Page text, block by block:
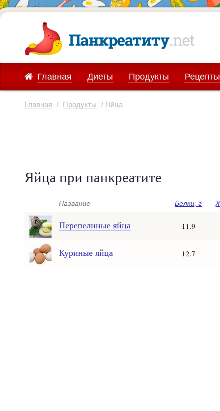
Главная Диеты Продукты Рецепты
Главная / Продукты / Яйца
Яйца при панкреатите
Название Белки, г
Перепелиные яйца 11.9
Куриные яйца 12.7